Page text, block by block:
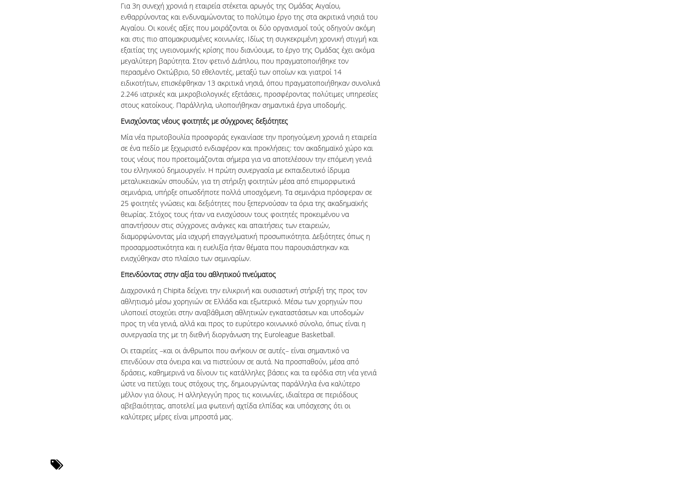
Για 3η συνεχή χρονιά η εταιρεία στέκεται αρωγός της Ομάδας Αιγαίου,
ενθαρρύνοντας και ενδυναμώνοντας το πολύτιμο έργο της στα ακριτικά νησιά του
Αιγαίου. Οι κοινές αξίες που μοιράζονται οι δύο οργανισμοί τούς οδηγούν ακόμη
και στις πιο απομακρυσμένες κοινωνίες. Ιδίως τη συγκεκριμένη χρονική στιγμή και
εξαιτίας της υγειονομικής κρίσης που διανύουμε, το έργο της Ομάδας έχει ακόμα
μεγαλύτερη βαρύτητα. Στον φετινό Διάπλου, που πραγματοποιήθηκε τον
περασμένο Οκτώβριο, 50 εθελοντές, μεταξύ των οποίων και γιατροί 14
ειδικοτήτων, επισκέφθηκαν 13 ακριτικά νησιά, όπου πραγματοποιήθηκαν συνολικά
2.246 ιατρικές και μικροβιολογικές εξετάσεις, προσφέροντας πολύτιμες υπηρεσίες
στους κατοίκους. Παράλληλα, υλοποιήθηκαν σημαντικά έργα υποδομής.
Ενισχύοντας νέους φοιτητές με σύγχρονες δεξιότητες
Μία νέα πρωτοβουλία προσφοράς εγκαινίασε την προηγούμενη χρονιά η εταιρεία
σε ένα πεδίο με ξεχωριστό ενδιαφέρον και προκλήσεις: τον ακαδημαϊκό χώρο και
τους νέους που προετοιμάζονται σήμερα για να αποτελέσουν την επόμενη γενιά
του ελληνικού δημιουργείν. Η πρώτη συνεργασία με εκπαιδευτικό ίδρυμα
μεταλυκειακών σπουδών, για τη στήριξη φοιτητών μέσα από επιμορφωτικά
σεμινάρια, υπήρξε οπωσδήποτε πολλά υποσχόμενη. Τα σεμινάρια πρόσφεραν σε
25 φοιτητές γνώσεις και δεξιότητες που ξεπερνούσαν τα όρια της ακαδημαϊκής
θεωρίας. Στόχος τους ήταν να ενισχύσουν τους φοιτητές προκειμένου να
απαντήσουν στις σύγχρονες ανάγκες και απαιτήσεις των εταιρειών,
διαμορφώνοντας μία ισχυρή επαγγελματική προσωπικότητα. Δεξιότητες όπως η
προσαρμοστικότητα και η ευελιξία ήταν θέματα που παρουσιάστηκαν και
ενισχύθηκαν στο πλαίσιο των σεμιναρίων.
Επενδύοντας στην αξία του αθλητικού πνεύματος
Διαχρονικά η Chipita δείχνει την ειλικρινή και ουσιαστική στήριξή της προς τον
αθλητισμό μέσω χορηγιών σε Ελλάδα και εξωτερικό. Μέσω των χορηγιών που
υλοποιεί στοχεύει στην αναβάθμιση αθλητικών εγκαταστάσεων και υποδομών
προς τη νέα γενιά, αλλά και προς το ευρύτερο κοινωνικό σύνολο, όπως είναι η
συνεργασία της με τη διεθνή διοργάνωση της Euroleague Basketball.
Οι εταιρείες –και οι άνθρωποι που ανήκουν σε αυτές– είναι σημαντικό να
επενδύουν στα όνειρα και να πιστεύουν σε αυτά. Να προσπαθούν, μέσα από
δράσεις, καθημερινά να δίνουν τις κατάλληλες βάσεις και τα εφόδια στη νέα γενιά
ώστε να πετύχει τους στόχους της, δημιουργώντας παράλληλα ένα καλύτερο
μέλλον για όλους. Η αλληλεγγύη προς τις κοινωνίες, ιδιαίτερα σε περιόδους
αβεβαιότητας, αποτελεί μια φωτεινή αχτίδα ελπίδας και υπόσχεσης ότι οι
καλύτερες μέρες είναι μπροστά μας.